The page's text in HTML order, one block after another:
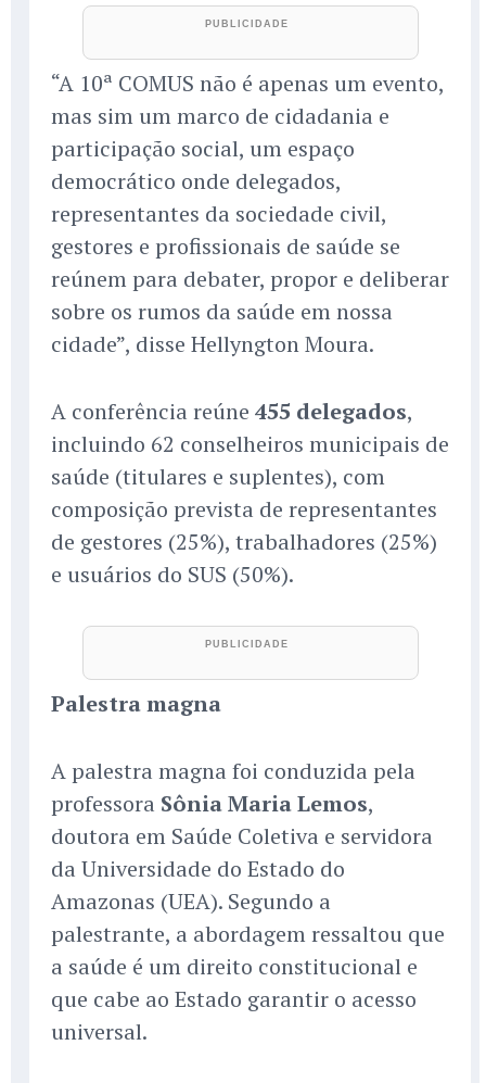
“A 10ª COMUS não é apenas um evento,
mas sim um marco de cidadania e
participação social, um espaço
democrático onde delegados,
representantes da sociedade civil,
gestores e profissionais de saúde se
reúnem para debater, propor e deliberar
sobre os rumos da saúde em nossa
cidade”, disse Hellyngton Moura.
A conferência reúne 455 delegados,
incluindo 62 conselheiros municipais de
saúde (titulares e suplentes), com
composição prevista de representantes
de gestores (25%), trabalhadores (25%)
e usuários do SUS (50%).
Palestra magna
A palestra magna foi conduzida pela
professora Sônia Maria Lemos,
doutora em Saúde Coletiva e servidora
da Universidade do Estado do
Amazonas (UEA). Segundo a
palestrante, a abordagem ressaltou que
a saúde é um direito constitucional e
que cabe ao Estado garantir o acesso
universal.